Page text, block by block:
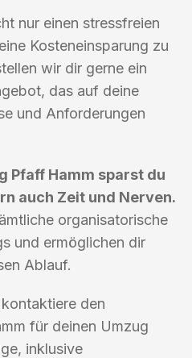
nur einen stressfreien
Kosteneinsparung zu
wir dir gerne ein
das auf deine
und Anforderungen
Pfaff Hamm sparst du
auch Zeit und Nerven.
organisatorische
und ermöglichen dir
Ablauf.
den
für deinen Umzug
inklusive